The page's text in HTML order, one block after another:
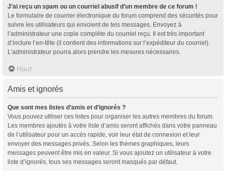
J’ai reçu un spam ou un courriel abusif d’un membre de ce forum !
Le formulaire de courrier électronique du forum comprend des sécurités pour
suivre les utilisateurs qui envoient de tels messages. Envoyez à
l’administrateur une copie complète du courriel reçu. Il est très important
d’inclure l’en-tête (il contient des informations sur l’expéditeur du courriel).
L’administrateur pourra alors prendre les mesures nécessaires.
Haut
Amis et ignorés
Que sont mes listes d’amis et d’ignorés ?
Vous pouvez utiliser ces listes pour organiser les autres membres du forum.
Les membres ajoutés à votre liste d’amis seront affichés dans votre panneau
de l’utilisateur pour un accès rapide, voir leur état de connexion et leur
envoyer des messages privés. Selon les thèmes graphiques, leurs
messages peuvent être mis en valeur. Si vous ajoutez un utilisateur à votre
liste d’ignorés, tous ses messages seront masqués par défaut.